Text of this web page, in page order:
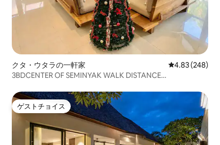
クタ・ウタラの一軒家 レビュー248
4.83 (248)
3BDCENTER OF SEMINYAK WALK DISTANCE
ッピングまで徒歩圏内
ゲストチョイス
ゲストチョイス